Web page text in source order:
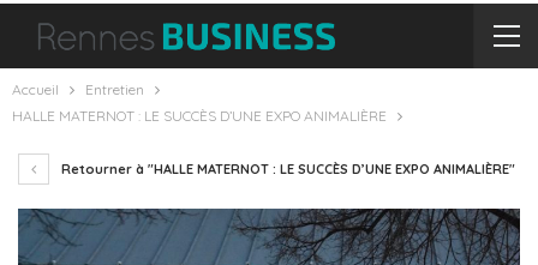
Accueil
Entretien
HALLE MATERNOT : LE SUCCÈS D’UNE EXPO ANIMALIÈRE
Retourner à "HALLE MATERNOT : LE SUCCÈS D’UNE EXPO ANIMALIÈRE"